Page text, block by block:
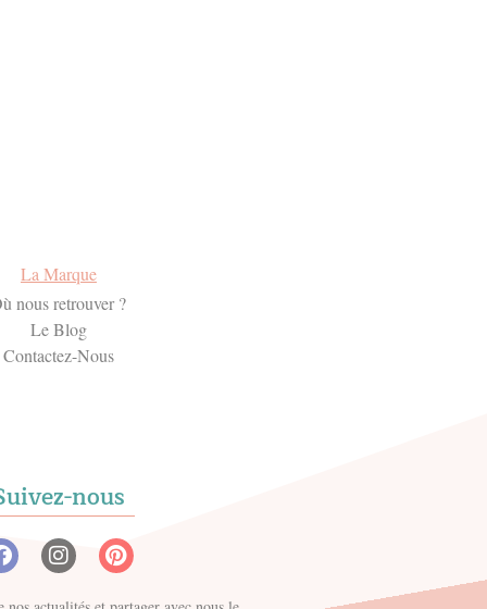
La Marque
nous retrouver ?
Le Blog
Contactez-Nous
nous